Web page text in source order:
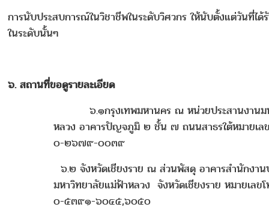
การนับประสบการณ์ในวิชาชีพในระดับวิศวกร ให้นับตั้งแต่วันที่ได้
ในระดับนั้นๆ
๖. สถานที่ขอดูรายละเอียด
๖.๑กรุงเทพมหานคร ณ หน่วยประสานงานมห
หลวง อาคารปัญจภูมิ ๒ ชั้น ๗ ถนนสาธรใต้หมายเล
๐-๒๖๗๙-๐๐๓๙
๖.๒ จังหวัดเชียงราย ณ ส่วนพัสดุ อาคารสำนักงาน
มหาวิทยาลัยแม่ฟ้าหลวง จังหวัดเชียงราย หมายเลข
๐-๕๓๙๑-๖๐๔๕,๖๐๕๐